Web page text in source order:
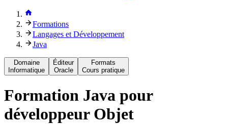
Formations
Langages et Développement
Java
Domaine
Informatique
Éditeur
Oracle
Formats
Cours pratique
Formation Java pour
développeur Objet